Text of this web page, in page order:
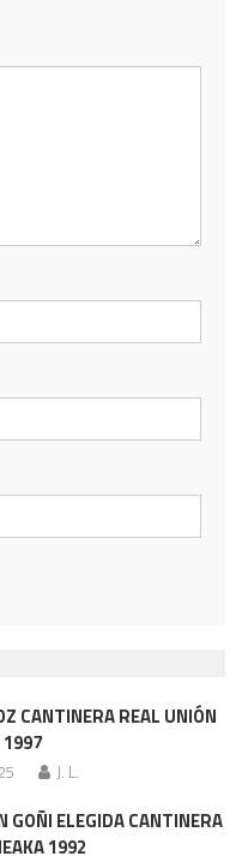
CANTINERA REAL UNIÓN
1997
J. L.
GOÑI ELEGIDA CANTINERA
1992